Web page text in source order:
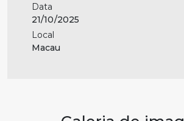
Data
21/10/2025
Local
Macau